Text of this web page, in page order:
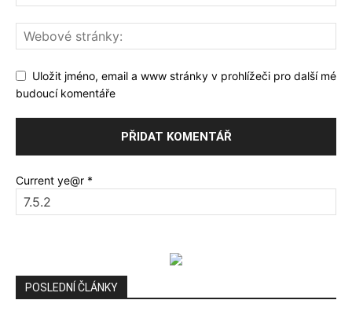
Uložit jméno, email a www stránky v prohlížeči pro další mé
budoucí komentáře
Current ye@r *
POSLEDNÍ ČLÁNKY